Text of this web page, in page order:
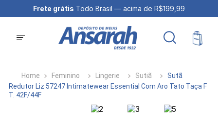
Frete grátis Todo Brasil — acima de R$199,99
Feminino Lingerie Sutiã
Sutã
Redutor Liz 57247 Intimatewear Essential Com Aro Tato Taça F
T. 42F/44F